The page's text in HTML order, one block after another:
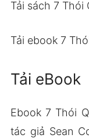
Tải sách 7 Thói
Tải ebook 7
Tải eBook
Ebook 7 Thói
tác giả Sean